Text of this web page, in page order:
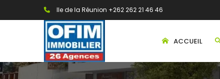
Ile de la Réunion +262 262 21 46 46
ACCUEIL